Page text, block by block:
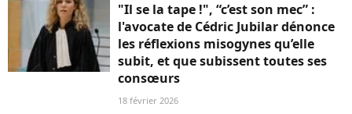
"Il se la tape !", “c’est son mec” :
l'avocate de Cédric Jubilar dénonce
les réflexions misogynes qu’elle
subit, et que subissent toutes ses
consœurs
18 février 2026